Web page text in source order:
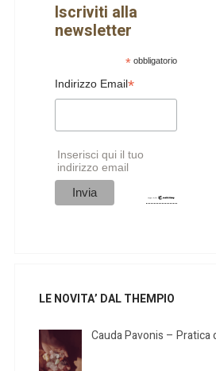
Iscriviti alla
newsletter
*obbligatorio
Indirizzo Email*
Inserisci qui il tuo
indirizzo email
LE NOVITA’ DAL THEMPIO
Cauda Pavonis – Pratica